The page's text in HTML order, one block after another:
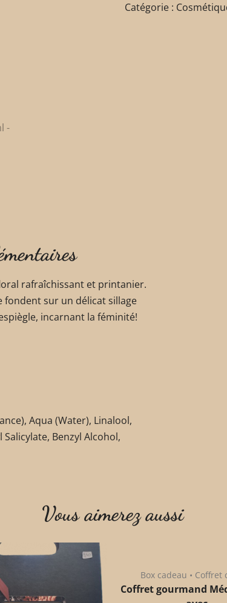
Catégorie :
rafraîchissant et printanier.
fondent sur un délicat sillage
incarnant la féminité!
Aqua (Water), Linalool,
Benzyl Alcohol,
Vous aimerez aussi
Box cadeau • Coffret
Coffret gourmand